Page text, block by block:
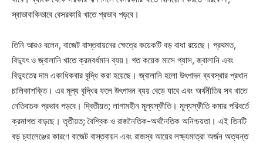
স্বাভাবাকিভাবে বেসরকারি খাতে প্রভাব পড়বে।
তিনি আরও বলেন, বাজেট বাস্তবায়নের ক্ষেত্রে কয়েকটি বড় বাধা রয়েছে। প্রথমত,
বিদ্যুৎ ও জ্বালানি খাতে ক্রমবর্ধমান ব্যয়। গত কয়েক মাসে গ্যাস, জ্বালানি এবং
বিদ্যুতের দাম একাধিকবার বৃদ্ধি করা হয়েছে। জ্বালানি হলো উৎপাদন ব্যবস্থার প্রধান
চালিকাশক্তি। এর মূল্য বৃদ্ধির ফলে উৎপাদন ব্যয় বেড়ে যাবে এবং অর্থনীতির সব খাতে
নেতিবাচক প্রভাব পড়বে। দ্বিতীয়ত; লাগামহীন মূল্যস্ফীতি। মূল্যস্ফীতি কমার পরিবর্তে
ক্রমাগত বাড়ছে। তৃতীয়ত; বৈশ্বিক ও রাজনৈতিক-অর্থনৈতিক অনিশ্চয়তা। এই তিনটি
বড় চ্যালেঞ্জের কারণে বাজেট বাস্তবায়ন এবং রাজস্ব আয়ের লক্ষ্যমাত্রা অর্জন অত্যন্ত